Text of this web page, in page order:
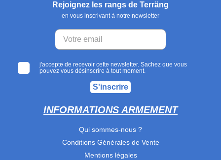
Rejoignez les rangs de Terräng
en vous inscrivant à notre newsletter
j'accepte de recevoir cette newsletter. Sachez que vous
pouvez vous désinscrire à tout moment.
S'inscrire
INFORMATIONS ARMEMENT
Qui sommes-nous ?
Conditions Générales de Vente
Mentions légales